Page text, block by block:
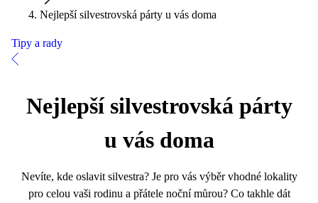
Nejlepší silvestrovská párty u vás doma
Tipy a rady
Nejlepší silvestrovská párty
u vás doma
Nevíte, kde oslavit silvestra? Je pro vás výběr vhodné lokality
pro celou vaši rodinu a přátele noční můrou? Co takhle dát